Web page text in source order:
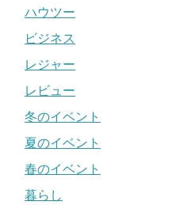
ハウツー
ビジネス
レジャー
レビュー
冬のイベント
夏のイベント
春のイベント
暮らし